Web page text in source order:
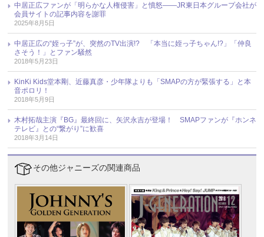
中居正広ファンが「明らかな人権侵害」と憤怒――JR東日本グループ会社が
会員サイトの記事内容を謝罪
2025年8月5日
中居正広の“姪っ子”が、突然のTV出演!? 「本当に姪っ子ちゃん!?」「仲良
さそう！」とファン騒然
2018年5月23日
KinKi Kids堂本剛、近藤真彦・少年隊よりも「SMAPの方が緊張する」と本
音ポロリ！
2018年5月9日
木村拓哉主演『BG』最終回に、矢沢永吉が登場！ SMAPファンが『ホンネ
テレビ』との“繋がり”に歓喜
2018年3月14日
その他ジャニーズの関連商品